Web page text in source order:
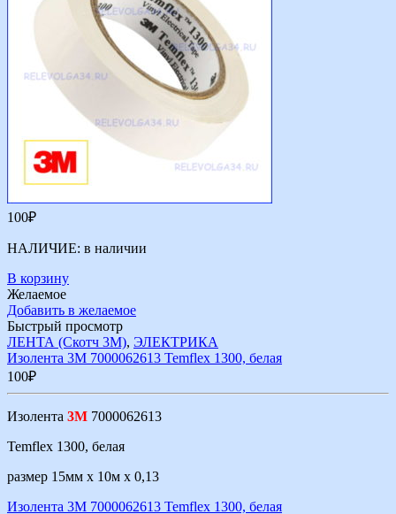
100₽
НАЛИЧИЕ: в наличии
В корзину
Желаемое
Добавить в желаемое
Быстрый просмотр
ЛЕНТА (Скотч 3М), ЭЛЕКТРИКА
Изолента 3М 7000062613 Temflex 1300, белая
100₽
Изолента 3М 7000062613
Temflex 1300, белая
размер 15мм х 10м х 0,13
Изолента 3М 7000062613 Temflex 1300, белая